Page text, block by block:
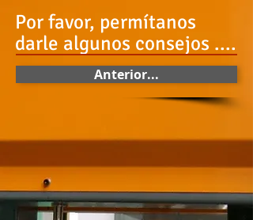
Por favor, permítanos
darle algunos consejos ....
Anterior...